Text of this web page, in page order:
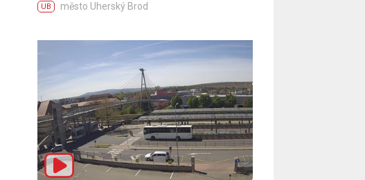
UB město Uherský Brod